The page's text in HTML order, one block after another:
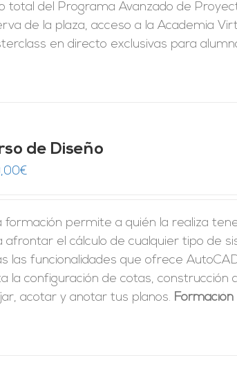
total del Programa Avanzado de
de la plaza, acceso a la Academia
en directo exclusivas para
de Diseño
€
formación permite a quién la realiza
afrontar el cálculo de cualquier tipo de
las funcionalidades que ofrece
la configuración de cotas, construcción
acotar y anotar tus planos.